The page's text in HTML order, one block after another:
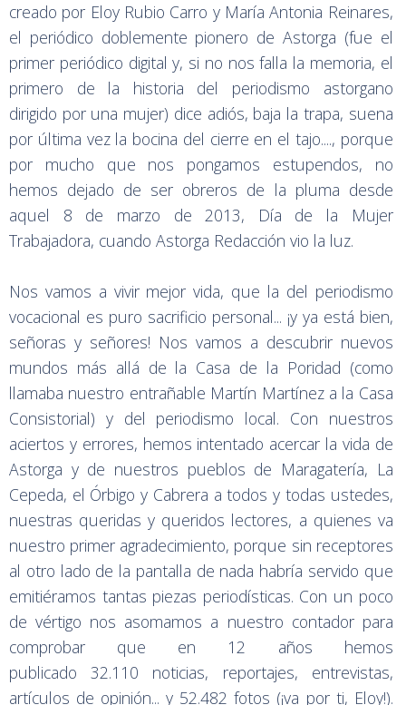
creado por Eloy Rubio Carro y María Antonia Reinares,
el periódico doblemente pionero de Astorga (fue el
primer periódico digital y, si no nos falla la memoria, el
primero de la historia del periodismo astorgano
dirigido por una mujer) dice adiós, baja la trapa, suena
por última vez la bocina del cierre en el tajo...., porque
por mucho que nos pongamos estupendos, no
hemos dejado de ser obreros de la pluma desde
aquel 8 de marzo de 2013, Día de la Mujer
Trabajadora, cuando Astorga Redacción vio la luz.
Nos vamos a vivir mejor vida, que la del periodismo
vocacional es puro sacrificio personal... ¡y ya está bien,
señoras y señores! Nos vamos a descubrir nuevos
mundos más allá de la Casa de la Poridad (como
llamaba nuestro entrañable Martín Martínez a la Casa
Consistorial) y del periodismo local. Con nuestros
aciertos y errores, hemos intentado acercar la vida de
Astorga y de nuestros pueblos de Maragatería, La
Cepeda, el Órbigo y Cabrera a todos y todas ustedes,
nuestras queridas y queridos lectores, a quienes va
nuestro primer agradecimiento, porque sin receptores
al otro lado de la pantalla de nada habría servido que
emitiéramos tantas piezas periodísticas. Con un poco
de vértigo nos asomamos a nuestro contador para
comprobar que en 12 años hemos
publicado 32.110 noticias, reportajes, entrevistas,
artículos de opinión... y 52.482 fotos (¡va por ti, Eloy!).